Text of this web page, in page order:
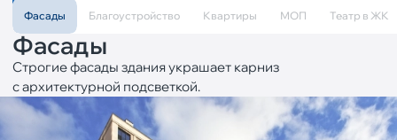
Расчёт является предварительным
Фасады Благоустройство Квартиры МОП Театр в ЖК
Фасады
Строгие фасады здания украшает карниз
с архитектурной подсветкой.